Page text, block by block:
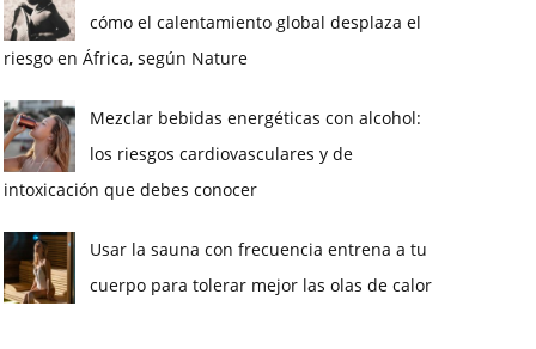
cómo el calentamiento global desplaza el
riesgo en África, según Nature
Mezclar bebidas energéticas con alcohol:
los riesgos cardiovasculares y de
intoxicación que debes conocer
Usar la sauna con frecuencia entrena a tu
cuerpo para tolerar mejor las olas de calor